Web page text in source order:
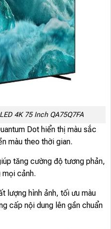
4K 75 Inch QA75Q7FA
Dot hiển thị màu sắc
màu theo thời gian.
tăng cường độ tương phản,
mọi cảnh.
lượng hình ảnh, tối ưu màu
cấp nội dung lên gần chuẩn